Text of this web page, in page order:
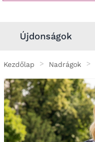
Újdonságok
Kezdőlap Nadrágok